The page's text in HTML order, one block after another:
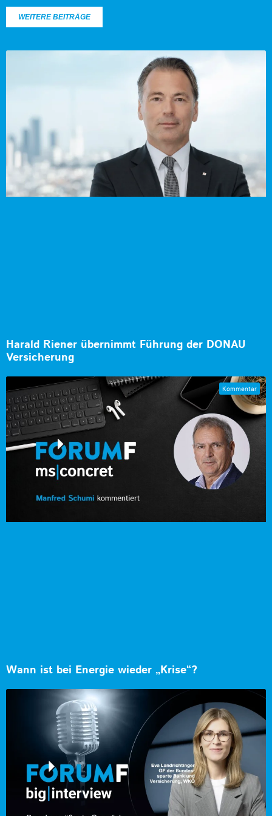
WEITERE BEITRÄGE
Harald Riener übernimmt Führung der DONAU
Versicherung
Wann ist bei Energie wieder „Krise“?